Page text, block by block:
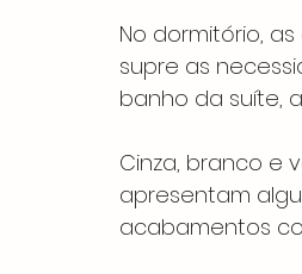
No dormitório,
supre as
banho da suíte,
Cinza, branco e
apresentam
acabamentos